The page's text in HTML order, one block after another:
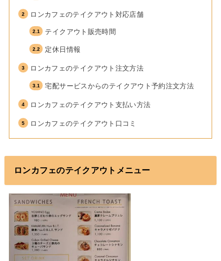
ロンカフェのテイクアウト対応店舗
テイクアウト販売時間
定休日情報
ロンカフェのテイクアウト注文方法
宅配サービスからのテイクアウト予約注文方法
ロンカフェのテイクアウト支払い方法
ロンカフェのテイクアウト口コミ
ロンカフェのテイクアウトメニュー